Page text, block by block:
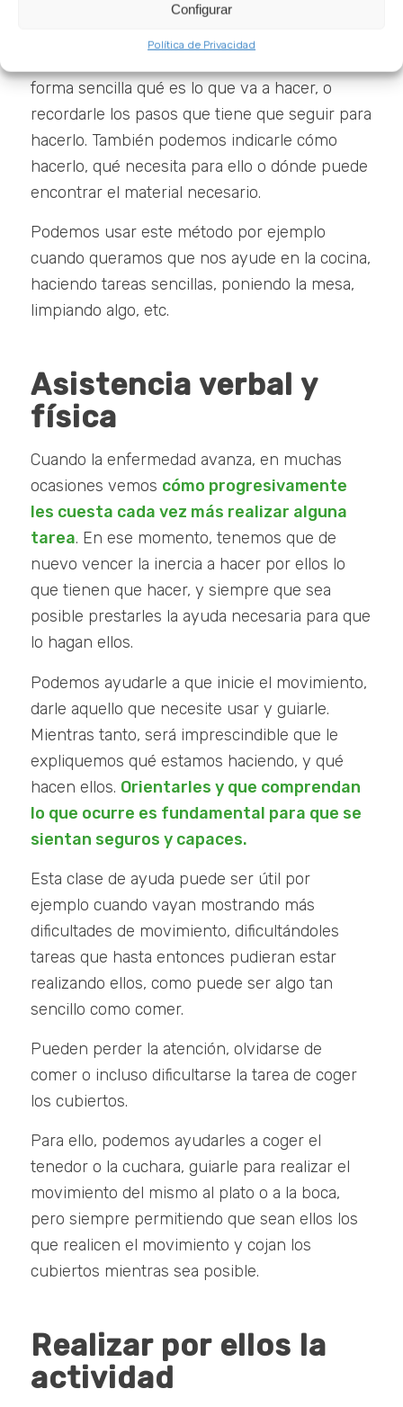
Configurar
Política de Privacidad
muchas ocasiones más que suficiente.
forma sencilla qué es lo que va a hacer, o
recordarle los pasos que tiene que seguir para
hacerlo. También podemos indicarle cómo
hacerlo, qué necesita para ello o dónde puede
encontrar el material necesario.
Podemos usar este método por ejemplo
cuando queramos que nos ayude en la cocina,
haciendo tareas sencillas, poniendo la mesa,
limpiando algo, etc.
Asistencia verbal y
física
Cuando la enfermedad avanza, en muchas
ocasiones vemos cómo progresivamente
les cuesta cada vez más realizar alguna
tarea. En ese momento, tenemos que de
nuevo vencer la inercia a hacer por ellos lo
que tienen que hacer, y siempre que sea
posible prestarles la ayuda necesaria para que
lo hagan ellos.
Podemos ayudarle a que inicie el movimiento,
darle aquello que necesite usar y guiarle.
Mientras tanto, será imprescindible que le
expliquemos qué estamos haciendo, y qué
hacen ellos. Orientarles y que comprendan
lo que ocurre es fundamental para que se
sientan seguros y capaces.
Esta clase de ayuda puede ser útil por
ejemplo cuando vayan mostrando más
dificultades de movimiento, dificultándoles
tareas que hasta entonces pudieran estar
realizando ellos, como puede ser algo tan
sencillo como comer.
Pueden perder la atención, olvidarse de
comer o incluso dificultarse la tarea de coger
los cubiertos.
Para ello, podemos ayudarles a coger el
tenedor o la cuchara, guiarle para realizar el
movimiento del mismo al plato o a la boca,
pero siempre permitiendo que sean ellos los
que realicen el movimiento y cojan los
cubiertos mientras sea posible.
Realizar por ellos la
actividad